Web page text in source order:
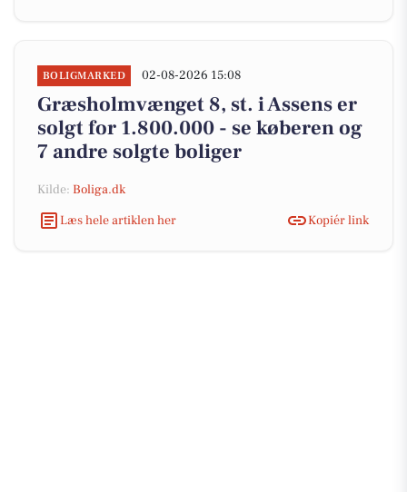
BOLIGMARKED 02-08-2026 15:08
Græsholmvænget 8, st. i Assens er
solgt for 1.800.000 - se køberen og
7 andre solgte boliger
Kilde: Boliga.dk
Læs hele artiklen her
Kopiér link